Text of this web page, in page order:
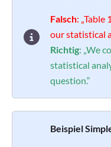
Falsch:
our statistical
Richtig: „We
statistical
question.“
Beispiel